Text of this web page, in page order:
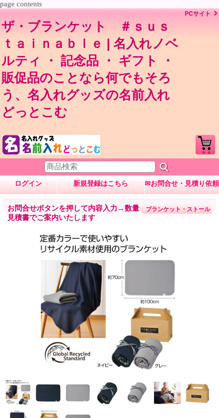
page contents
ザ・ブランケット ＃ｓｕｓ
ｔａｉｎａｂｌｅ | 名入れノベ
ルティ ・ 記念品 ・ ギフト ・
販促品のことなら何でもそろ
う、名入れグッズの名前入れ
どっとこむ
PCサイト
ログイン 新規登録はこちら ✉お問合せ・見積り依頼
お問合せボタンを押して内容入力→数量・内容に応じて
見積書でご案内いたします
ブランケット・ストール